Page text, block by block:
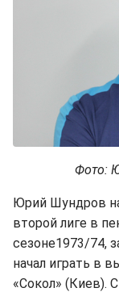
Фото:
Юрий Шундров
второй лиге в
сезоне1973/74,
начал играть в
«Сокол» (Киев).